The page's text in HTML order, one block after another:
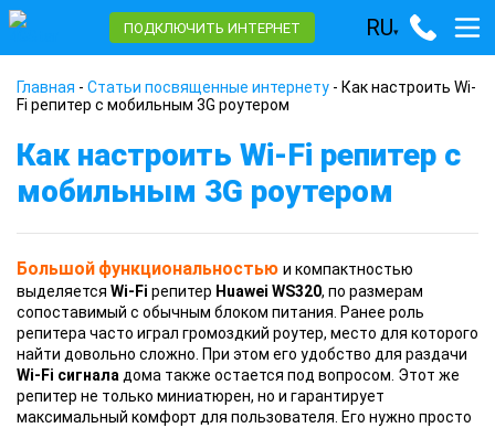
ПОДКЛЮЧИТЬ ИНТЕРНЕТ RU▾
Главная - Статьи посвященные интернету - Как настроить Wi-
Fi репитер с мобильным 3G роутером
Как настроить Wi-Fi репитер с
мобильным 3G роутером
Большой функциональностью и компактностью
выделяется Wi-Fi репитер Huawei WS320, по размерам
сопоставимый с обычным блоком питания. Ранее роль
репитера часто играл громоздкий роутер, место для которого
найти довольно сложно. При этом его удобство для раздачи
Wi-Fi сигнала дома также остается под вопросом. Этот же
репитер не только миниатюрен, но и гарантирует
максимальный комфорт для пользователя. Его нужно просто